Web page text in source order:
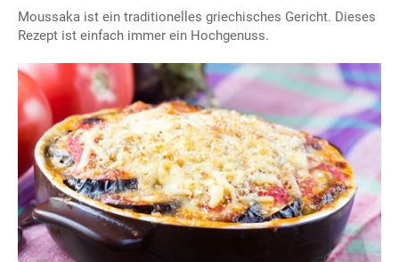
Moussaka ist ein traditionelles griechisches Gericht. Dieses
Rezept ist einfach immer ein Hochgenuss.